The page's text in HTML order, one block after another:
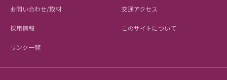
お問い合わせ/取材 交通アクセス
採用情報 このサイトについて
リンク一覧